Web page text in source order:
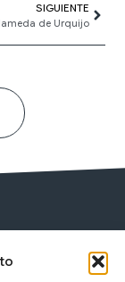
SIGUIENTE
de Urquijo